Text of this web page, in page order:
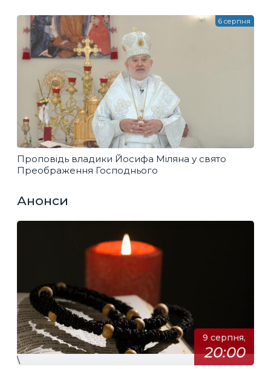
Проповідь владики Йосифа Міляна у свято
Преображення Господнього
6 серпня
Анонси
9 серпня,
20:00
\